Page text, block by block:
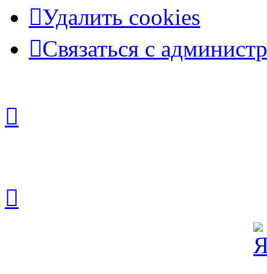
Удалить cookies
Связаться с